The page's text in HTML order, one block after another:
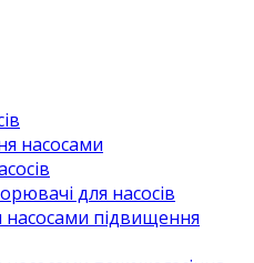
насосами
для насосів
підвищення